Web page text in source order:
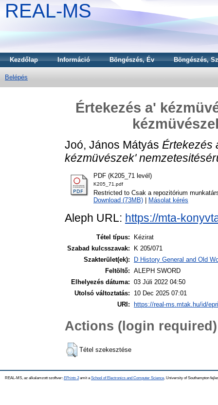
REAL-MS
Kezdőlap Információ Böngészés, Év Böngészés,
Belépés
Értekezés a'
Joó, János Mátyás Értekezés
kézmüvészek'
PDF (K205_71 levél)
K205_71.pdf
Restricted to Csak a repozitórium
Download (73MB)
Másolat kérés
Aleph URL: https://mta-
Tétel típus:
Kézirat
Szabad kulcsszavak:
K 205/071
Szakterület(ek):
D History General and Old
Feltöltő: ALEPH SWORD
Elhelyezés dátuma: 03 Júli 2022 04:50
Utolsó változtatás:
10 Dec 2025 07:01
URI:
https://real-ms.mtak.hu/id/
Actions (login required)
Tétel szekesztése
REAL-MS, az alkalamzott szoftver: EPrints 3amit a School of Electronics and Computer Science , University of Southampton